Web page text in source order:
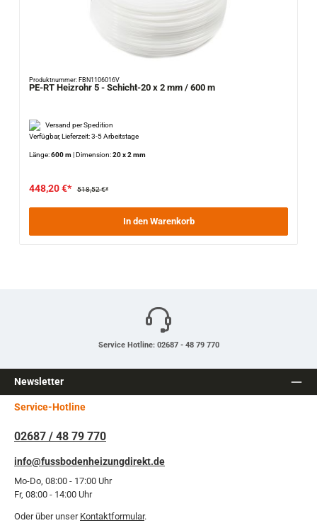
Produktnummer: FBN1106016V
PE-RT Heizrohr 5 - Schicht-20 x 2 mm / 600 m
Versand per Spedition
Verfügbar, Lieferzeit: 3-5 Arbeitstage
Länge:600 m|Dimension:20 x 2 mm
448,20 €* 518,52 €*
In den Warenkorb
Service Hotline: 02687 - 48 79 770
Newsletter
Service-Hotline
02687 / 48 79 770
info@fussbodenheizungdirekt.de
Mo-Do, 08:00 - 17:00 Uhr
Fr, 08:00 - 14:00 Uhr
Oder über unser Kontaktformular.